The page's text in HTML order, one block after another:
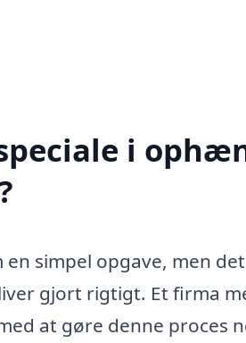
i
simpel opgave, men
gjort rigtigt. Et firma
at gøre denne proces